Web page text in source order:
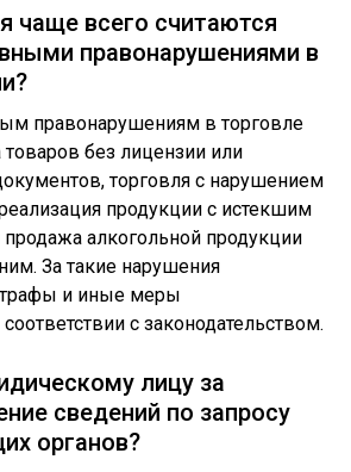
чаще всего считаются
правонарушениями в
правонарушениям в торговле
товаров без лицензии или
торговля с нарушением
продукции с истекшим
алкогольной продукции
За такие нарушения
и иные меры
с законодательством.
лицу за
сведений по запросу
органов?